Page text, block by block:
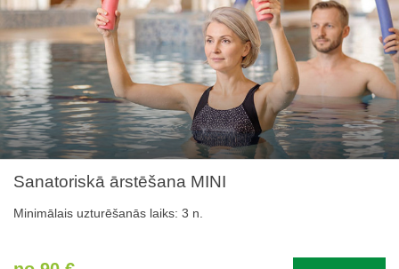
Sanatoriskā ārstēšana MINI
Minimālais uzturēšanās laiks: 3 n.